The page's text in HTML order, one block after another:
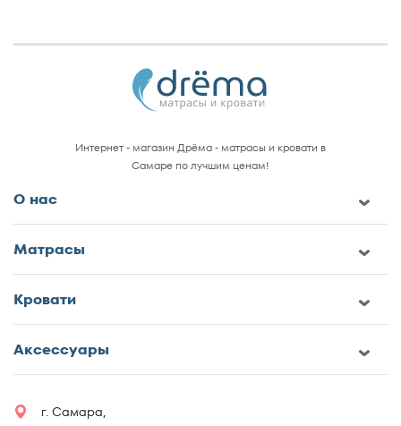
Интернет - магазин Дрёма - матрасы и кровати в
Самаре по лучшим ценам!
О нас
Матрасы
Кровати
Аксессуары
г. Самара,